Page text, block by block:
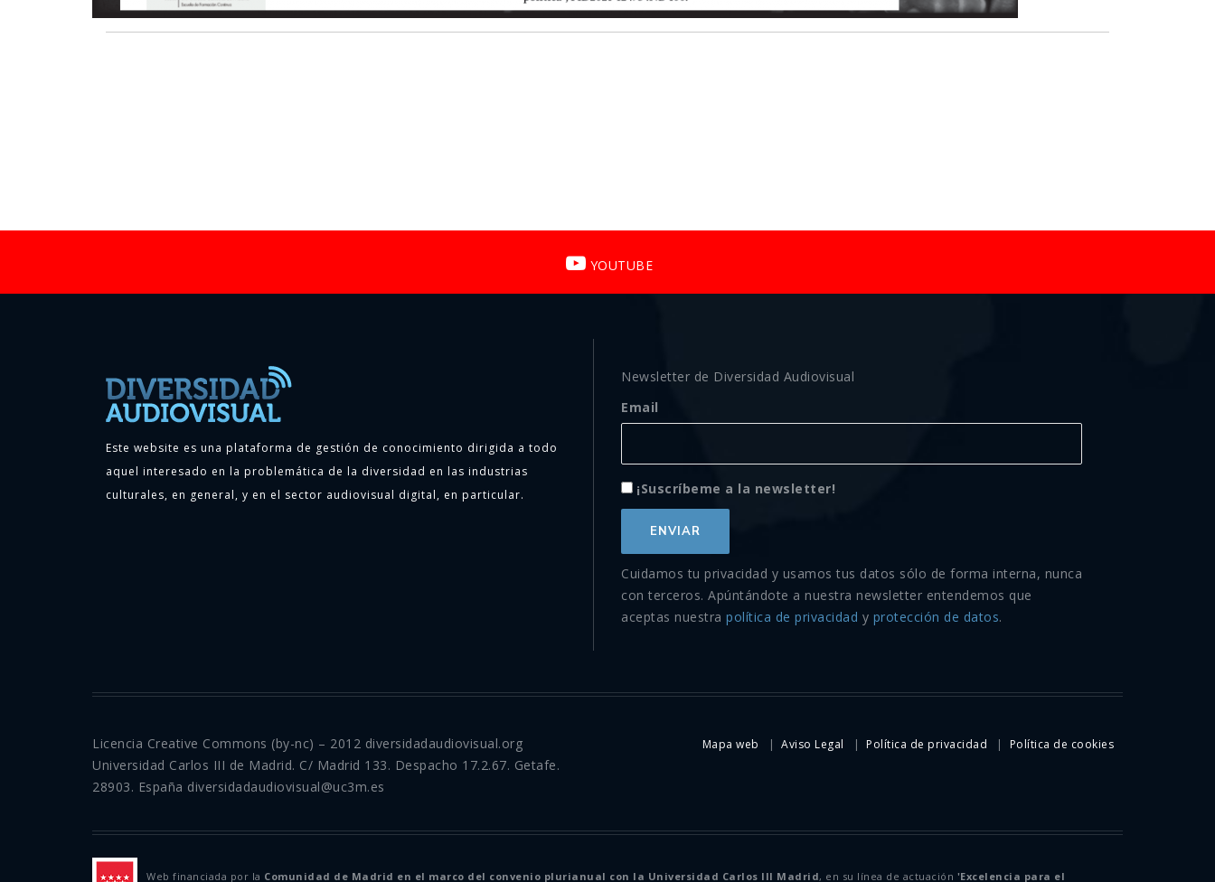
YOUTUBE
Este website es una plataforma de gestión de conocimiento dirigida a todo
aquel interesado en la problemática de la diversidad en las industrias
culturales, en general, y en el sector audiovisual digital, en particular.
Newsletter de Diversidad Audiovisual
Email
¡Suscríbeme a la newsletter!
Cuidamos tu privacidad y usamos tus datos sólo de forma interna, nunca
con terceros. Apúntándote a nuestra newsletter entendemos que
aceptas nuestra política de privacidad y protección de datos.
Licencia Creative Commons (by-nc) – 2012 diversidadaudiovisual.org
Universidad Carlos III de Madrid. C/ Madrid 133. Despacho 17.2.67. Getafe.
28903. España diversidadaudiovisual@uc3m.es
Mapa web Aviso Legal Política de privacidad Política de cookies
Web financiada por la Comunidad de Madrid en el marco del convenio plurianual con la Universidad Carlos III Madrid, en su línea de actuación 'Excelencia para el